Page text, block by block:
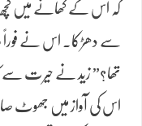
کہ اس کے کھانے میں کچھ
سے دھڑکا۔ اس نے فوراً وہ
تھا؟” زید نے حیرت سے
اس کی آواز میں جھوٹ